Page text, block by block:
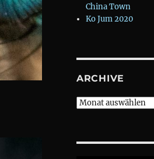
China Town
Ko Jum 2020
ARCHIVE
Archive